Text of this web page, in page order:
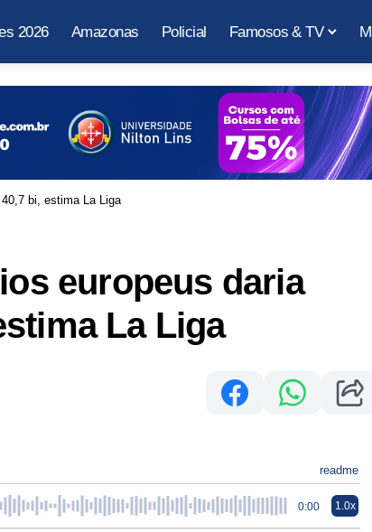
2026 Amazonas Policial Famosos & TV
bi, estima La Liga
europeus daria
La Liga
readme
0:00 1.0x